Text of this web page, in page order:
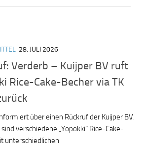
28. JULI 2026
Verderb – Kuijper BV ruft
Rice-Cake-Becher via TK
über einen Rückruf der Kuijper BV.
verschiedene „Yopokki“ Rice-Cake-
unterschiedlichen